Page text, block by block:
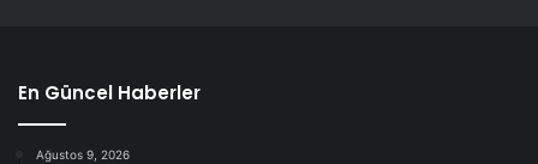
En Güncel Haberler
Ağustos 9, 2026